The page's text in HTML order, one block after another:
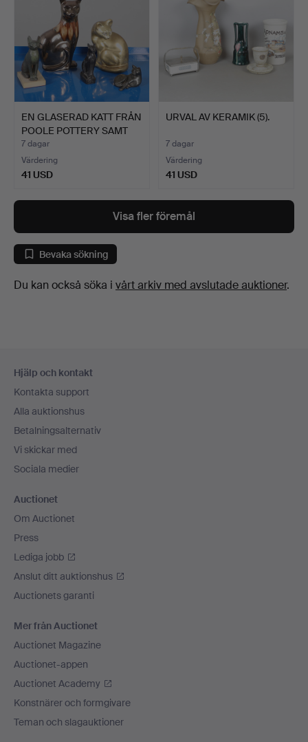
EN GLASERAD KATT FRÅN
POOLE POTTERY SAMT
A…
7 dagar
Värdering
41 USD
URVAL AV KERAMIK (5).
7 dagar
Värdering
41 USD
Visa fler föremål
Bevaka sökning
Du kan också söka i vårt arkiv med avslutade auktioner.
Hjälp och kontakt
Kontakta support
Alla auktionshus
Betalningsalternativ
Vi skickar med
Sociala medier
Auctionet
Om Auctionet
Press
Lediga jobb
Anslut ditt auktionshus
Auctionets garanti
Mer från Auctionet
Auctionet Magazine
Auctionet-appen
Auctionet Academy
Konstnärer och formgivare
Teman och slagauktioner